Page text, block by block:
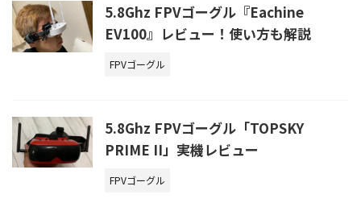
5.8Ghz FPVゴーグル『Eachine
EV100』レビュー！使い方も解説
FPVゴーグル
5.8Ghz FPVゴーグル「TOPSKY
PRIME II」実機レビュー
FPVゴーグル